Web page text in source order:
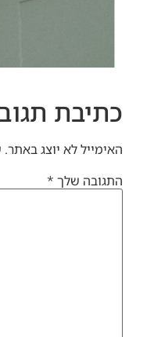
כתיבת
האימייל לא יוצג באתר.
התגובה שלך *